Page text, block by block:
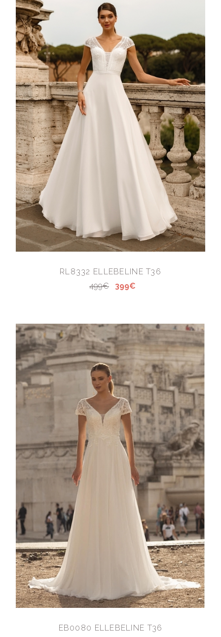
RL8332 ELLEBELINE T36
499€
399€
EB0080 ELLEBELINE T36